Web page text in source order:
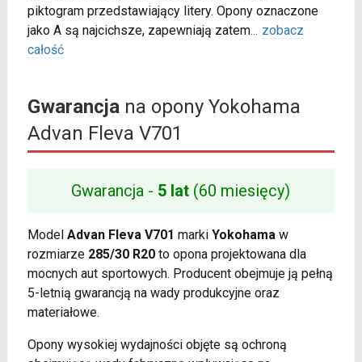
piktogram przedstawiający litery. Opony oznaczone
jako A są najcichsze, zapewniają zatem... zobacz
całość
Gwarancjana opony Yokohama
Advan Fleva V701
Gwarancja - 5 lat (60 miesięcy)
Model Advan Fleva V701 marki Yokohamaw
rozmiarze 285/30 R20to opona projektowana dla
mocnych aut sportowych. Producent obejmuje ją pełną
5-letnią gwarancją na wady produkcyjne oraz
materiałowe.
Opony wysokiej wydajności objęte są ochroną